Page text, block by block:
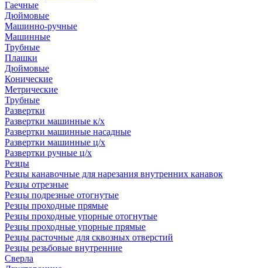
Гаечные
Дюймовые
Машинно-ручные
Машинные
Трубные
Плашки
Дюймовые
Конические
Метрические
Трубные
Развертки
Развертки машинные к/х
Развертки машинные насадные
Развертки машинные ц/х
Развертки ручные ц/х
Резцы
Резцы канавочные для нарезания внутренних канавок
Резцы отрезные
Резцы подрезные отогнутые
Резцы проходные прямые
Резцы проходные упорные отогнутые
Резцы проходные упорные прямые
Резцы расточные для сквозных отверстий
Резцы резьбовые внутренние
Сверла